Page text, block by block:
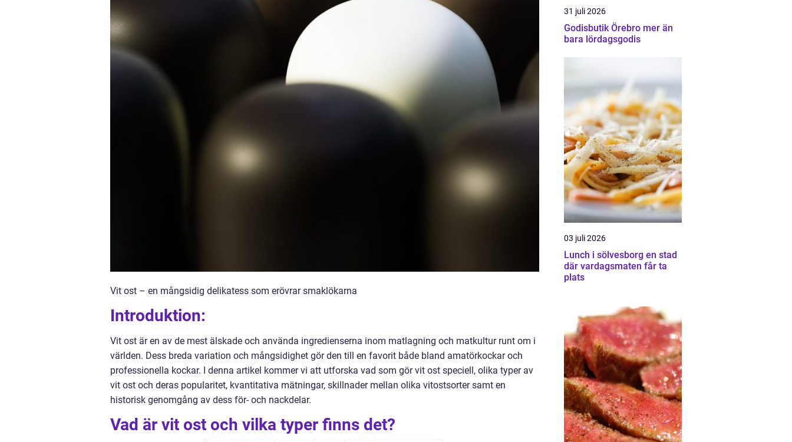
Vit ost – en mångsidig delikatess som erövrar smaklökarna
Introduktion:
Vit ost är en av de mest älskade och använda ingredienserna inom matlagning och matkultur runt om i
världen. Dess breda variation och mångsidighet gör den till en favorit både bland amatörkockar och
professionella kockar. I denna artikel kommer vi att utforska vad som gör vit ost speciell, olika typer av
vit ost och deras popularitet, kvantitativa mätningar, skillnader mellan olika vitostsorter samt en
historisk genomgång av dess för- och nackdelar.
Vad är vit ost och vilka typer finns det?
31 juli 2026
Godisbutik Örebro mer än
bara lördagsgodis
03 juli 2026
Lunch i sölvesborg en stad
där vardagsmaten får ta
plats